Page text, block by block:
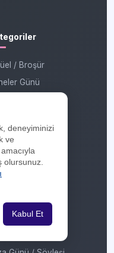
/ Broşür
Günü
Günü
Sonucu
Günleri
deneyiminizi
ve
olursunuz.
Kabul Et